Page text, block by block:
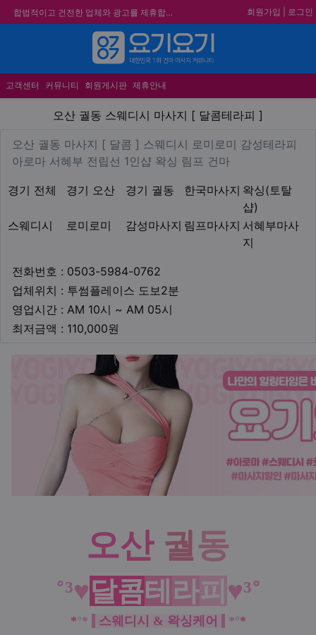
합법적이고 건전한 업체와 광고를 제휴합니다.
★요기요기 설 연휴 휴무 안내★
★ 요기요기 업체회원 안내사항 ★
불건전한 게시글은 삭제 및 회원탈퇴 됩니다.
회원가입 로그인
고객센터 커뮤니티 회원게시판 제휴안내
오산 궐동 스웨디시 마사지 [
오산 궐동 스웨디시 마사지 [ 달콤테라피 ]
업체 정보
오산 궐동 마사지 [ 달콤 ] 스
오산 궐동 마사지 [ 달콤 ] 스웨디시 로미로미 감성테라피
아로마 서혜부 전립선 1인샵 왁싱 림프 건마Description
경기 전체 경기 오산 경기 궐동
지역1 한국마사지 왁싱(토탈
샵)
스웨디시
로미로미 감성마사지 림프마사지 서혜부마사
지
테마
전화번호 : 0503-5984-0762
업체위치 : 투썸플레이스 도보2분
영업시간 : AM 10시 ~ AM 05시
최저금액 : 110,000원
오산 궐 동
˚³♥달콤테 라피 ♥³˚
*°* 스웨디시 & 왁싱케어 *°*